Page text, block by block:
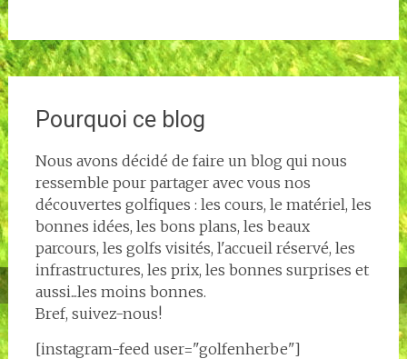
Pourquoi ce blog
Nous avons décidé de faire un blog qui nous
ressemble pour partager avec vous nos
découvertes golfiques : les cours, le matériel, les
bonnes idées, les bons plans, les beaux
parcours, les golfs visités, l'accueil réservé, les
infrastructures, les prix, les bonnes surprises et
aussi...les moins bonnes.
Bref, suivez-nous!
[instagram-feed user="golfenherbe"]